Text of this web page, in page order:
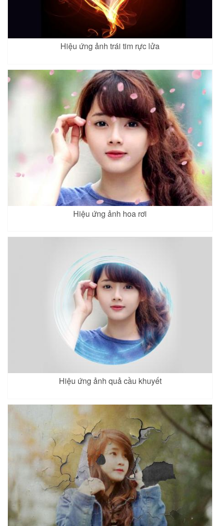
Hiệu ứng ảnh trái tim rực lửa
Hiệu ứng ảnh hoa rơi
Hiệu ứng ảnh quả cầu khuyết